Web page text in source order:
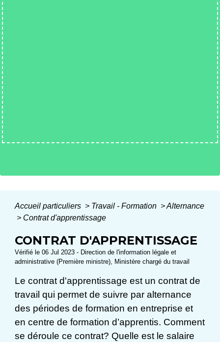
Accueil particuliers > Travail - Formation >Alternance
> Contrat d'apprentissage
CONTRAT D'APPRENTISSAGE
Vérifié le 06 Jul 2023 - Direction de l'information légale et
administrative (Première ministre), Ministère chargé du travail
Le contrat d'apprentissage est un contrat de
travail qui permet de suivre par alternance
des périodes de formation en entreprise et
en centre de formation d’apprentis. Comment
se déroule ce contrat? Quelle est le salaire